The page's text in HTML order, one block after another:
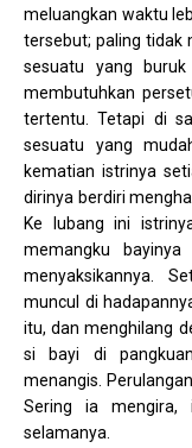
meluangkan waktu
tersebut; paling tidak
sesuatu yang
membutuhkan
tertentu. Tetapi di
sesuatu yang
kematian istrinya
dirinya berdiri
Ke lubang ini
memangku
menyaksikannya.
muncul di
itu, dan menghilang
si bayi di
menangis.
Sering ia
selamanya.